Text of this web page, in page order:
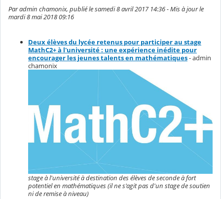
Par admin chamonix, publié le samedi 8 avril 2017 14:36 - Mis à jour le
mardi 8 mai 2018 09:16
Deux élèves du lycée retenus pour participer au stage
MathC2+ à l'université : une expérience inédite pour
encourager les jeunes talents en mathématiques- admin
chamonix
stage à l'université à destination des élèves de seconde à fort
potentiel en mathématiques (il ne s'agit pas d'un stage de soutien
ni de remise à niveau)